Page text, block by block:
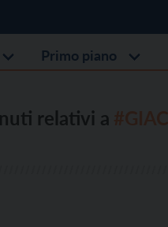
Primo piano
relativi a